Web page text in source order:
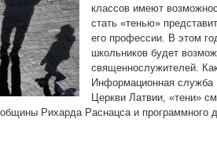
классов имеют
стать «тенью»
его профессии. В этом
школьников будет
священнослужителей.
Информационная служба
Церкви Латвии, «тени»
Рихарда Раснацса и программного